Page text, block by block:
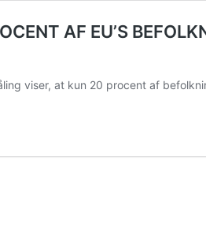
AF EU’S
viser, at kun 20 procent af